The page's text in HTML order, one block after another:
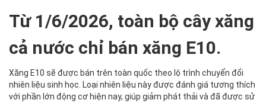
Từ 1/6/2026, toàn bộ cây xăng
cả nước chỉ bán xăng E10.
Xăng E10 sẽ được bán trên toàn quốc theo lộ trình chuyển đổi
nhiên liệu sinh học. Loại nhiên liệu này được đánh giá tương thích
với phần lớn động cơ hiện nay, giúp giảm phát thải và đã được sử